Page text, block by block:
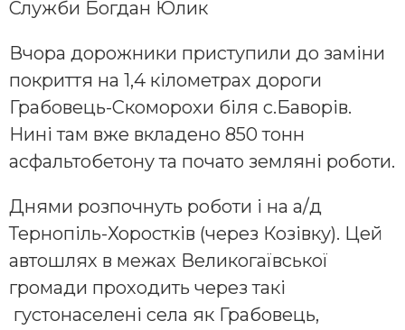
Служби Богдан Юлик
Вчора дорожники приступили до заміни
покриття на 1,4 кілометрах дороги
Грабовець-Скоморохи біля с.Баворів.
Нині там вже вкладено 850 тонн
асфальтобетону та почато земляні роботи.
Днями розпочнуть роботи і на а/д
Тернопіль-Хоростків (через Козівку). Цей
автошлях в межах Великогаївської
громади проходить через такі
густонаселені села як Грабовець,